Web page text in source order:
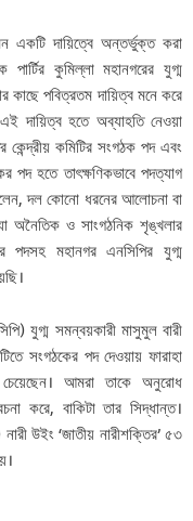
একটি দায়িত্বে অন্তর্ভুক্ত করা
কুমিল্লা মহানগরের যুগ্ম
কাছে পবিত্রতম দায়িত্ব মনে করে
দায়িত্ব হতে অব্যাহতি নেওয়া
কমিটির সংগঠক পদ এবং
পদ হতে তাৎক্ষণিকভাবে পদত্যাগ
দল কোনো ধরনের আলোচনা বা
অনৈতিক ও সাংগঠনিক শৃঙ্খলার
পদসহ মহানগর এনসিপির যুগ্ম
যুগ্ম সমন্বয়কারী মাসুমুল বারী
সংগঠকের পদ দেওয়ায় ফারাহা
আমরা তাকে অনুরোধ
করে, বাকিটা তার সিদ্ধান্ত।
উইং ‘জাতীয় নারীশক্তির’ ৫৩